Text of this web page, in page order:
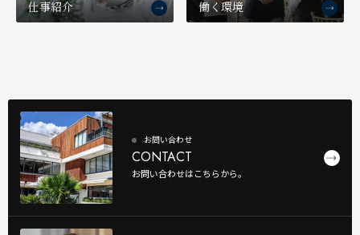
仕事紹介 働く環境
お問い合わせ
CONTACT
お問い合わせはこちらから。